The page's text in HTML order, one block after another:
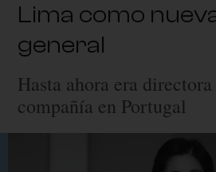
Lima como
general
Hasta ahora era
compañía en Portugal